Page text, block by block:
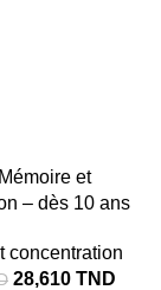
et
– dès 10 ans
concentration
28,610 TND